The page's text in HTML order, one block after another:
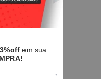
3%off em sua